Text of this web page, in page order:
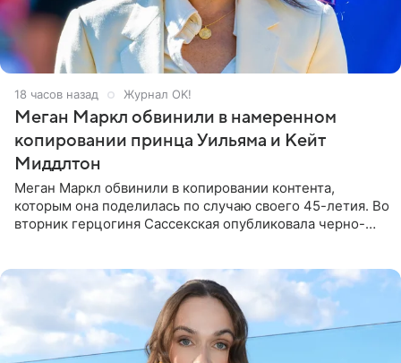
18 часов назад Журнал OK!
Меган Маркл обвинили в намеренном
копировании принца Уильяма и Кейт
Миддлтон
Меган Маркл обвинили в копировании контента,
которым она поделилась по случаю своего 45-летия. Во
вторник герцогиня Сассекская опубликовала черно-